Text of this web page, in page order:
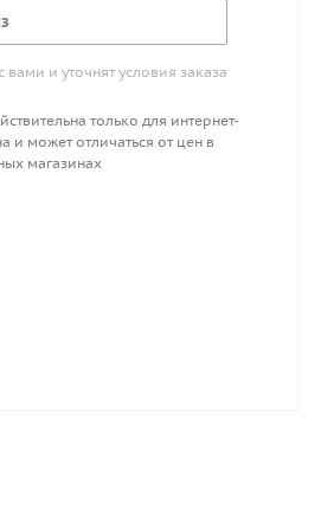
и уточнят условия заказа
только для интернет-
и может отличаться от цен в
магазинах